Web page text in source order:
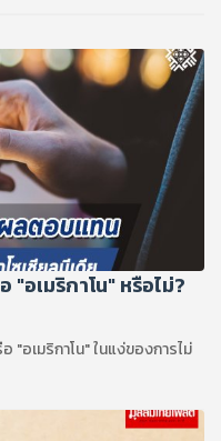
"อเมริกาโน" หรือไม่?
"อเมริกาโน" ในแง่ของการไม่